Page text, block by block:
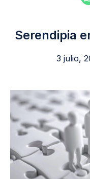
Serendipia
3 julio,